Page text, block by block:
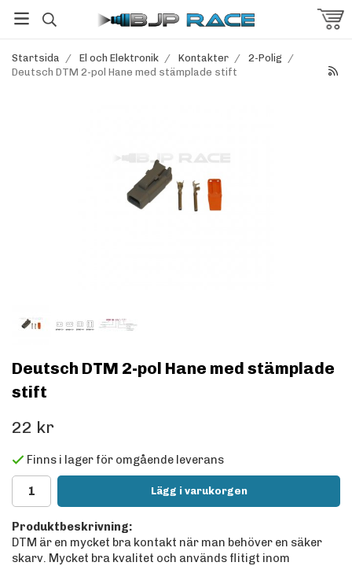
Startsida / El och Elektronik / Kontakter / 2-Polig /
Deutsch DTM 2-pol Hane med stämplade stift
Deutsch DTM 2-pol Hane med stämplade
stift
22 kr
Finns i lager för omgående leverans
Lägg i varukorgen
Produktbeskrivning:
DTM är en mycket bra kontakt när man behöver en säker
skarv. Mycket bra kvalitet och används flitigt inom